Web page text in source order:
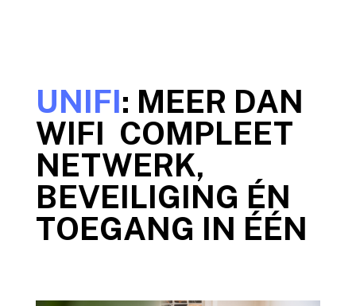
UNIFI: MEER DAN
WIFI COMPLEET
NETWERK,
BEVEILIGING ÉN
TOEGANG IN ÉÉN